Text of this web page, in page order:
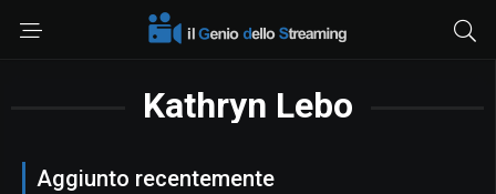
Kathryn Lebo
Aggiunto recentemente